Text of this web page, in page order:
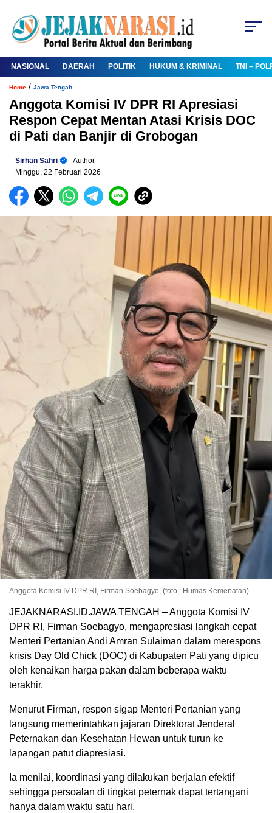
NASIONAL DAERAH POLITIK HUKUM & KRIMINAL TNI –
Home / Jawa Tengah
Anggota Komisi IV DPR RI Apresiasi
Respon Cepat Mentan Atasi Krisis DOC
di Pati dan Banjir di Grobogan
Sirhan Sahri
- Author
Minggu, 22 Februari 2026
Anggota Komisi IV DPR RI, Firman Soebagyo, (foto : Humas Kemenatan)
JEJAKNARASI.ID.JAWA TENGAH – Anggota Komisi IV
DPR RI, Firman Soebagyo, mengapresiasi langkah cepat
Menteri Pertanian Andi Amran Sulaiman dalam merespons
krisis Day Old Chick (DOC) di Kabupaten Pati yang dipicu
oleh kenaikan harga pakan dalam beberapa waktu
terakhir.
Menurut Firman, respon sigap Menteri Pertanian yang
langsung memerintahkan jajaran Direktorat Jenderal
Peternakan dan Kesehatan Hewan untuk turun ke
lapangan patut diapresiasi.
Ia menilai, koordinasi yang dilakukan berjalan efektif
sehingga persoalan di tingkat peternak dapat tertangani
hanya dalam waktu satu hari.